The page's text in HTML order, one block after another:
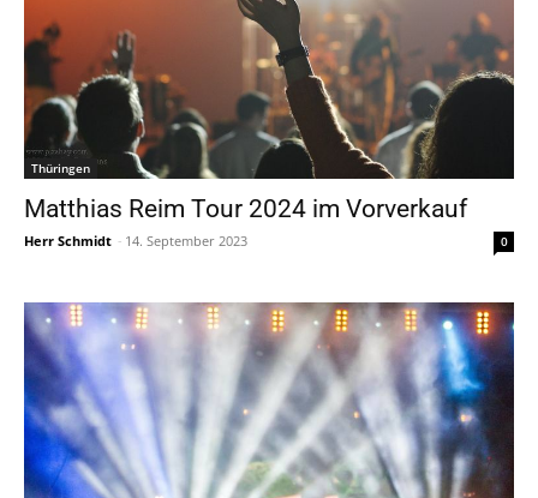
Thüringen
Matthias Reim Tour 2024 im Vorverkauf
Herr Schmidt - 14. September 2023 0